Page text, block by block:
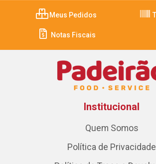
Meus Pedidos
Notas Fiscais
Institucional
Quem Somos
Política de Privacidade